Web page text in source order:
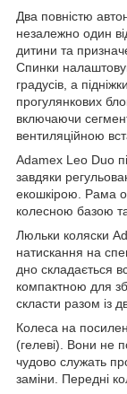
Два повністю
незалежно один
дитини та
Спинки
градусів, а
прогулянкових
включаючи
вентиляційною
Adamex Leo Duo
завдяки
екошкірою. Рама
колесною базою
Люльки коляски
натискання на
дно складається
компактною для
скласти разом із
Колеса на
(гелеві). Вони не
чудово служать
заміни. Передні